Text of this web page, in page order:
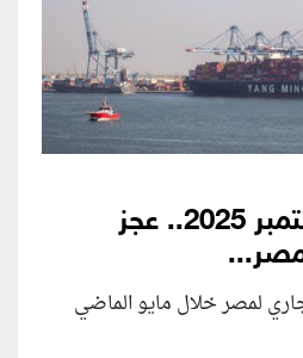
لأول مرة منذ سبتمبر 2025.. عجز
لمصر خلال مايو الماضي